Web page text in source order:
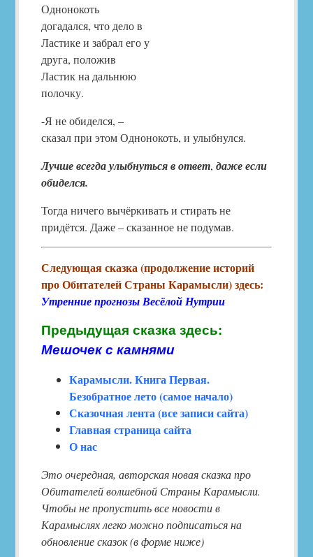
Однонокоть
догадался, что дело в
Ластике и забрал его у
друга, положив
Ластик на дальнюю
полочку.
-Я не обиделся, –
сказал при этом Однонокоть, и улыбнулся.
Лучше всегда улыбнуться в ответ,даже если
обиделся.
Тогда ничего вычёркивать и стирать не
придётся. Даже – сказанное не подумав.
Следующая сказка (продолжение историй
про Обитателей Страны Карамысли) здесь:
Утренние прогнозы Весёлой Нутрии
Предыдущая сказка здесь:
Мешочек с камнями
Карамысли. Книга Первая.
Безобратное лето (самое начало)
Сказочная лента (все записи сайта)
Главная страница сайта
О нас
Это очередная, авторская новая сказка про
Обитателей волшебной Страны Карамысли.
Чтобы не пропустить все новости в
Карамыслях легко можно подписаться на
обновление сказок (в форме ниже)